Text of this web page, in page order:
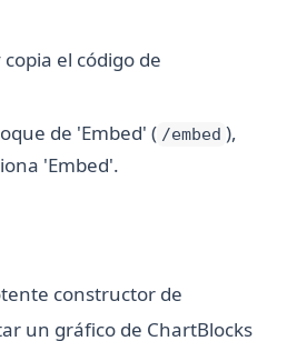
el código de
de 'Embed' ( /embed ),
'Embed'.
constructor de
un gráfico de ChartBlocks